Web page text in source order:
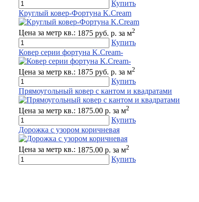
Купить
Круглый ковер-Фортуна K.Cream
Цена за метр кв.: 1875 руб. р. за м2
Купить
Ковер серии фортуна K.Cream-
Цена за метр кв.: 1875 руб. р. за м2
Купить
Прямоугольный ковер с кантом и квадратами
Цена за метр кв.: 1875.00 р. за м2
Купить
Дорожка с узором коричневая
Цена за метр кв.: 1875.00 р. за м2
Купить